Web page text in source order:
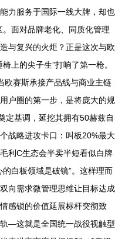
力服务于国际一线大牌，却也
。面对品牌老化、同质化管理
与复兴的火炬？正是这次与欧
上的尖子生”打响了第一枪。
欧赛斯承接产品线与商业主链
户圈的第一步，是将庞大的规
定基调，延挖其拥有50赫兹自
战略进攻卡口：叫板20%最大
利C生态会半卖半短看似白牌
白板领域是破镜”。这样理而
向需求微管理思维让目标达成
感锁的价值延展标杆突彻致
—这就是全国统一战役视触型